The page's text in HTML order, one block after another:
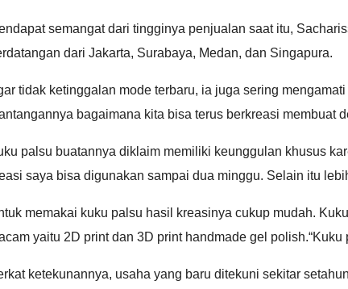
semangat dari tingginya penjualan saat itu,
dari Jakarta, Surabaya, Medan, dan Singapura.
tidak ketinggalan mode terbaru, ia juga sering
bagaimana kita bisa terus berkreasi
palsu buatannya diklaim memiliki keunggulan khusus
saya bisa digunakan sampai dua minggu. Selain itu
memakai kuku palsu hasil kreasinya cukup mudah.
yaitu 2D print dan 3D print handmade gel
ketekunannya, usaha yang baru ditekuni sekitar